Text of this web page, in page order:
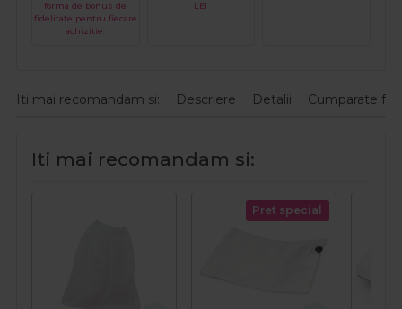
forma de bonus de
fidelitate pentru fiecare
achizitie.
LEI
Iti mai recomandam si: Descriere Detalii Cumparate
Iti mai recomandam si:
Pret special